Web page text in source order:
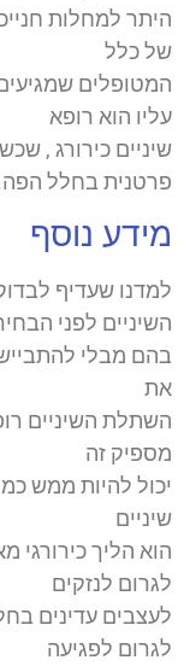
היתר למחלות
של כלל
המטופלים
עליו הוא רופא
שיניים כירורג ,
פרטנית בחלל
מידע נוסף
למדנו שעדיף
השיניים לפני
בהם מבלי
את
השתלת השיניים
מספיק זה
יכול להיות ממש
שיניים
הוא הליך כירורגי
לגרום לנזקים
לעצבים עדינים
לגרום לפגיעה